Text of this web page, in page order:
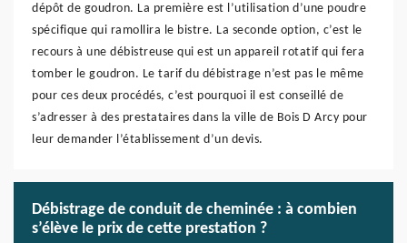
dépôt de goudron. La première est l’utilisation d’une poudre
spécifique qui ramollira le bistre. La seconde option, c’est le
recours à une débistreuse qui est un appareil rotatif qui fera
tomber le goudron. Le tarif du débistrage n’est pas le même
pour ces deux procédés, c’est pourquoi il est conseillé de
s’adresser à des prestataires dans la ville de Bois D Arcy pour
leur demander l’établissement d’un devis.
Débistrage de conduit de cheminée : à combien
s’élève le prix de cette prestation ?